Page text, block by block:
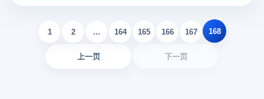
上一页
1 2 ... 164 165 166 167 168
下一页